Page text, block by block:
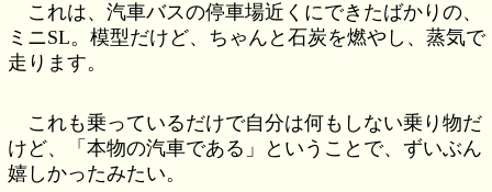
これは、汽車バスの停車場近くにできたばかりの、
ミニSL。模型だけど、ちゃんと石炭を燃やし、蒸気で
走ります。
これも乗っているだけで自分は何もしない乗り物だ
けど、「本物の汽車である」ということで、ずいぶん
嬉しかったみたい。